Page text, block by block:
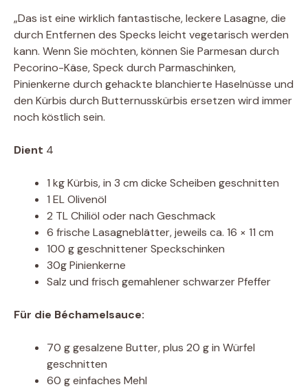
„Das ist eine wirklich fantastische, leckere Lasagne, die
durch Entfernen des Specks leicht vegetarisch werden
kann. Wenn Sie möchten, können Sie Parmesan durch
Pecorino-Käse, Speck durch Parmaschinken,
Pinienkerne durch gehackte blanchierte Haselnüsse und
den Kürbis durch Butternusskürbis ersetzen wird immer
noch köstlich sein.
Dient 4
1 kg Kürbis, in 3 cm dicke Scheiben geschnitten
1 EL Olivenöl
2 TL Chiliöl oder nach Geschmack
6 frische Lasagneblätter, jeweils ca. 16 × 11 cm
100 g geschnittener Speckschinken
30g Pinienkerne
Salz und frisch gemahlener schwarzer Pfeffer
Für die Béchamelsauce:
70 g gesalzene Butter, plus 20 g in Würfel
geschnitten
60 g einfaches Mehl